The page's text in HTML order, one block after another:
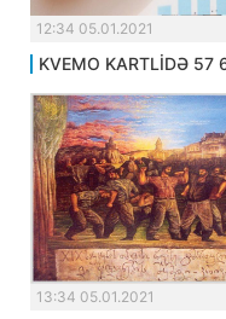
12:34 05.01.2021
KVEMO KARTLİDƏ 57
13:34 05.01.2021